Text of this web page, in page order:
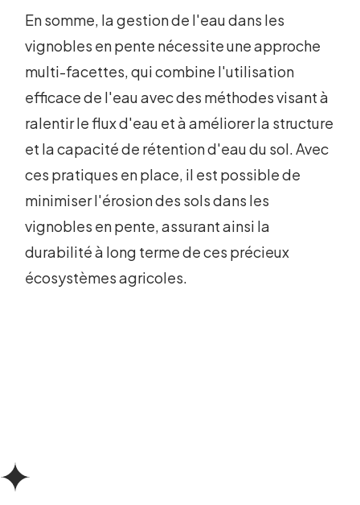
En somme, la gestion de l'eau dans les
vignobles en pente nécessite une approche
multi-facettes, qui combine l'utilisation
efficace de l'eau avec des méthodes visant à
ralentir le flux d'eau et à améliorer la structure
et la capacité de rétention d'eau du sol. Avec
ces pratiques en place, il est possible de
minimiser l'érosion des sols dans les
vignobles en pente, assurant ainsi la
durabilité à long terme de ces précieux
écosystèmes agricoles.